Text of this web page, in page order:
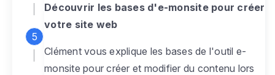
présenter votre activité, votre passion
pour rendre votre site dynamique
Découvrir les bases d'e-monsite pour créer
votre site web
Clément vous explique les bases de l'outil e-
monsite pour créer et modifier du contenu lors